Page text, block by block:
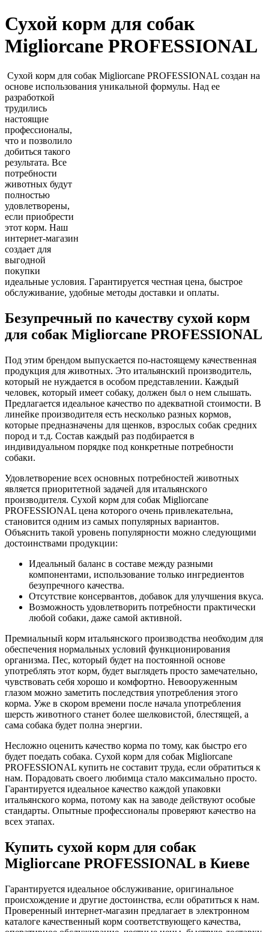
Сухой корм для собак
Migliorcane PROFESSIONAL
Сухой корм для собак Migliorcane PROFESSIONAL создан на
основе использования уникальной формулы. Над ее
разработкой
трудились
настоящие
профессионалы,
что и позволило
добиться такого
результата. Все
потребности
животных будут
полностью
удовлетворены,
если приобрести
этот корм. Наш
интернет-магазин
создает для
выгодной
покупки
идеальные условия. Гарантируется честная цена, быстрое
обслуживание, удобные методы доставки и оплаты.
Безупречный по качеству сухой корм
для собак Migliorcane PROFESSIONAL
Под этим брендом выпускается по-настоящему качественная
продукция для животных. Это итальянский производитель,
который не нуждается в особом представлении. Каждый
человек, который имеет собаку, должен был о нем слышать.
Предлагается идеальное качество по адекватной стоимости. В
линейке производителя есть несколько разных кормов,
которые предназначены для щенков, взрослых собак средних
пород и т.д. Состав каждый раз подбирается в
индивидуальном порядке под конкретные потребности
собаки.
Удовлетворение всех основных потребностей животных
является приоритетной задачей для итальянского
производителя. Сухой корм для собак Migliorcane
PROFESSIONAL цена которого очень привлекательна,
становится одним из самых популярных вариантов.
Объяснить такой уровень популярности можно следующими
достоинствами продукции:
Идеальный баланс в составе между разными
компонентами, использование только ингредиентов
безупречного качества.
Отсутствие консервантов, добавок для улучшения вкуса.
Возможность удовлетворить потребности практически
любой собаки, даже самой активной.
Премиальный корм итальянского производства необходим для
обеспечения нормальных условий функционирования
организма. Пес, который будет на постоянной основе
употреблять этот корм, будет выглядеть просто замечательно,
чувствовать себя хорошо и комфортно. Невооруженным
глазом можно заметить последствия употребления этого
корма. Уже в скором времени после начала употребления
шерсть животного станет более шелковистой, блестящей, а
сама собака будет полна энергии.
Несложно оценить качество корма по тому, как быстро его
будет поедать собака. Сухой корм для собак Migliorcane
PROFESSIONAL купить не составит труда, если обратиться к
нам. Порадовать своего любимца стало максимально просто.
Гарантируется идеальное качество каждой упаковки
итальянского корма, потому как на заводе действуют особые
стандарты. Опытные профессионалы проверяют качество на
всех этапах.
Купить сухой корм для собак
Migliorcane PROFESSIONAL в Киеве
Гарантируется идеальное обслуживание, оригинальное
происхождение и другие достоинства, если обратиться к нам.
Проверенный интернет-магазин предлагает в электронном
каталоге качественный корм соответствующего качества,